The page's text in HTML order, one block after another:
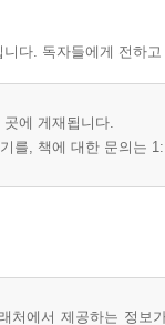
다. 독자들에게 전하
에 게재됩니다.
를, 책에 대한 문의는
처에서 제공하는 정